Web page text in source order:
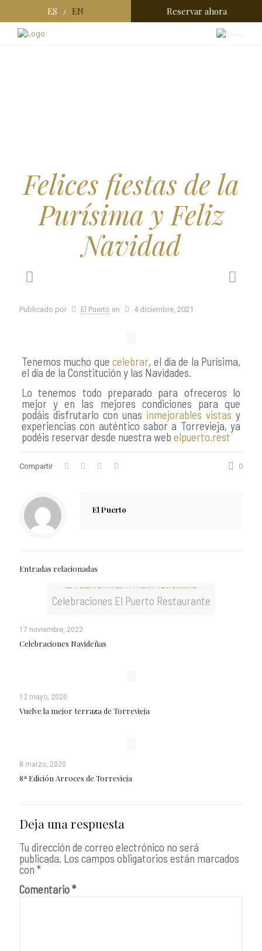
ES / EN Reservar ahora
Felices fiestas de la
Purísima y Feliz
Navidad
Publicado por El Puerto en 4 diciembre, 2021
Tenemos mucho quecelebrar, el día de la Purísima,
el día de la Constitución y las Navidades.
Lo tenemos todo preparado para ofreceros lo
mejor y en las mejores condiciones para que
podáis disfrutarlo con unas inmejorables vistas y
experiencias con auténtico sabor a Torrevieja, ya
podéis reservar desde nuestra web elpuerto.rest
Compartir 0
El Puerto
Entradas relacionadas
Celebraciones El Puerto Restaurante
17 noviembre, 2022
Celebraciones Navideñas
12 mayo, 2020
Vuelve la mejor terraza de Torrevieja
8 marzo, 2020
8ª Edición Arroces de Torrevieja
Deja una respuesta
Tu dirección de correo electrónico no será
publicada. Los campos obligatorios están marcados
con *
Comentario*